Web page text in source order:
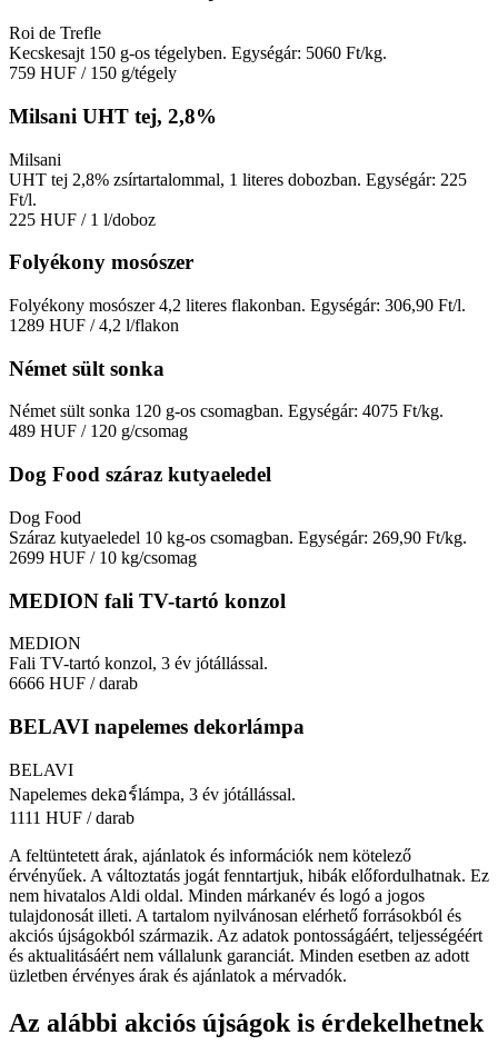
Roi de Trefle
Kecskesajt 150 g-os tégelyben. Egységár: 5060 Ft/kg.
759 HUF / 150 g/tégely
Milsani UHT tej, 2,8%
Milsani
UHT tej 2,8% zsírtartalommal, 1 literes dobozban. Egységár: 225
Ft/l.
225 HUF / 1 l/doboz
Folyékony mosószer
Folyékony mosószer 4,2 literes flakonban. Egységár: 306,90 Ft/l.
1289 HUF / 4,2 l/flakon
Német sült sonka
Német sült sonka 120 g-os csomagban. Egységár: 4075 Ft/kg.
489 HUF / 120 g/csomag
Dog Food száraz kutyaeledel
Dog Food
Száraz kutyaeledel 10 kg-os csomagban. Egységár: 269,90 Ft/kg.
2699 HUF / 10 kg/csomag
MEDION fali TV-tartó konzol
MEDION
Fali TV-tartó konzol, 3 év jótállással.
6666 HUF / darab
BELAVI napelemes dekorlámpa
BELAVI
Napelemes dekอร์lámpa, 3 év jótállással.
1111 HUF / darab
A feltüntetett árak, ajánlatok és információk nem kötelező
érvényűek. A változtatás jogát fenntartjuk, hibák előfordulhatnak. Ez
nem hivatalos Aldi oldal. Minden márkanév és logó a jogos
tulajdonosát illeti. A tartalom nyilvánosan elérhető forrásokból és
akciós újságokból származik. Az adatok pontosságáért, teljességéért
és aktualitásáért nem vállalunk garanciát. Minden esetben az adott
üzletben érvényes árak és ajánlatok a mérvadók.
Az alábbi akciós újságok is érdekelhetnek